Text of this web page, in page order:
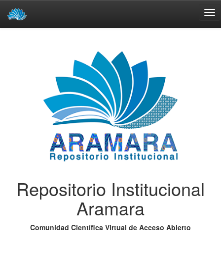
Repositorio Institucional
Aramara
Comunidad Científica Virtual de Acceso Abierto